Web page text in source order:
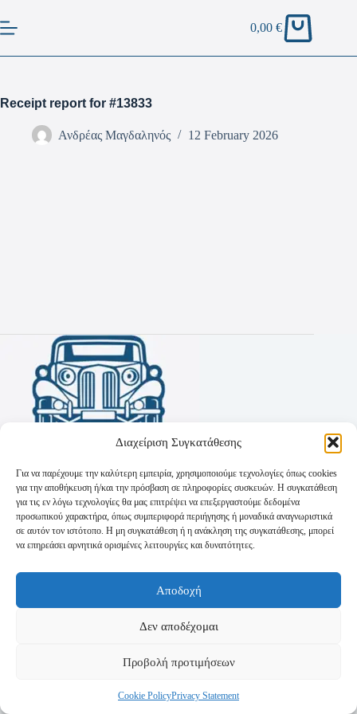
Διαχείριση Συγκατάθεσης
Για να παρέχουμε την καλύτερη εμπειρία, χρησιμοποιούμε τεχνολογίες όπως cookies
για την αποθήκευση ή/και την πρόσβαση σε πληροφορίες συσκευών. Η συγκατάθεση
για τις εν λόγω τεχνολογίες θα μας επιτρέψει να επεξεργαστούμε δεδομένα
προσωπικού χαρακτήρα, όπως συμπεριφορά περιήγησης ή μοναδικά αναγνωριστικά
σε αυτόν τον ιστότοπο. Η μη συγκατάθεση ή η ανάκληση της συγκατάθεσης, μπορεί
να επηρεάσει αρνητικά ορισμένες λειτουργίες και δυνατότητες.
Αποδοχή
Δεν αποδέχομαι
Προβολή προτιμήσεων
Cookie PolicyPrivacy Statement
0,00€
Receipt report for #13833
Ανδρέας Μαγδαληνός 12 February 2026
Πολιτική Απορρήτου
Τρόποι Αποστολής
Τρόποι Πληρωμής